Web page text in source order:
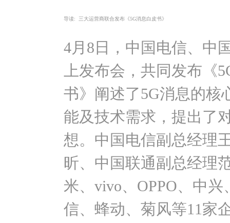
导读: 三大运营商联合发布《5G消息白皮书》
4月8日，中国电信、中
上发布会，共同发布《
书》阐述了5G消息的核
能及技术需求，提出了
想。中国电信副总经理
昕、中国联通副总经理
米、vivo、OPPO、中
信、蜂动、菊风等11家